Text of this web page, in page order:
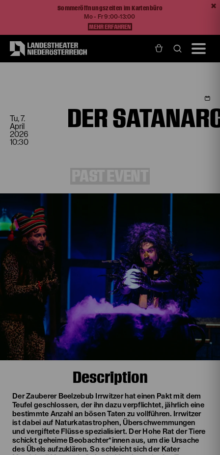
Sommeröffnungszeiten im Kartenbüro
Mo - Fr 9:00-13:00
MEHR ERFAHREN
Tu, 7.
April
2026
10:30
DER
Description
Der Zauberer Beelzebub Irrwitzer hat einen Pakt mit dem
Teufel geschlossen, der ihn dazu verpflichtet, jährlich eine
bestimmte Anzahl an bösen Taten zu vollführen. Irrwitzer
ist dabei auf Naturkatastrophen, Überschwemmungen
und vergiftete Flüsse spezialisiert. Der Hohe Rat der Tiere
schickt geheime Beobachter*innen aus, um die Ursache
des Übels aufzuklären. So schleicht sich der Kater